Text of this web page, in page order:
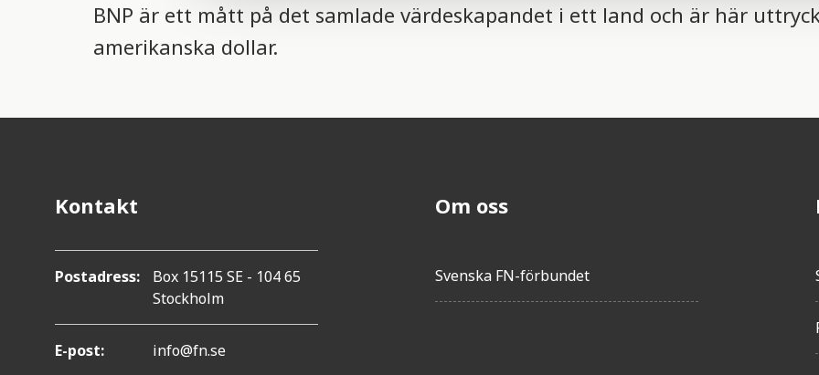
c
i
BNP är ett mått på det samlade värdeskapandet i ett land och är här
amerikanska dollar.
Kontakt
Postadress:
Box 15115 SE - 104 65
Stockholm
E-post: info@fn.se
Om oss
Svenska FN-förbundet